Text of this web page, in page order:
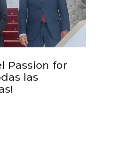
Passion for
las